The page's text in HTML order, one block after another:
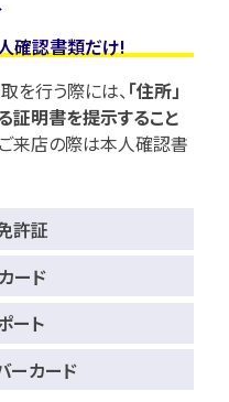
確認書類だけ!
を行う際には、 「住所」
証明書を提示すること
ご来店の際は本人確認書
許証
ード
ート
ーカード